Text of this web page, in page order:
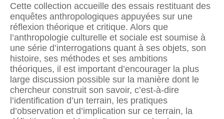
Cette collection accueille des essais restituant des
enquêtes anthropologiques appuyées sur une
réflexion théorique et critique. Alors que
l’anthropologie culturelle et sociale est soumise à
une série d’interrogations quant à ses objets, son
histoire, ses méthodes et ses ambitions
théoriques, il est important d’encourager la plus
large discussion possible sur la manière dont le
chercheur construit son savoir, c’est-à-dire
l’identification d’un terrain, les pratiques
d’observation et d’implication sur ce terrain, la